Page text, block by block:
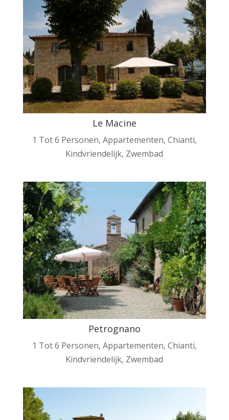
Le Macine
1 Tot 6 Personen, Appartementen, Chianti,
Kindvriendelijk, Zwembad
Petrognano
1 Tot 6 Personen, Appartementen, Chianti,
Kindvriendelijk, Zwembad